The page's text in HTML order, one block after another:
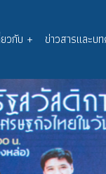
วกับ + ข่าวสารและบ